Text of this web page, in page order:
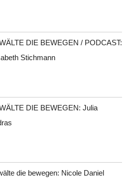
DIE BEWEGEN / PODCAST:
Stichmann
DIE BEWEGEN: Julia
die bewegen: Nicole Daniel